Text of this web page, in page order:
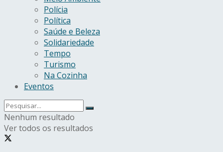
Polícia
Política
Saúde e Beleza
Solidariedade
Tempo
Turismo
Na Cozinha
Eventos
Nenhum resultado
Ver todos os resultados